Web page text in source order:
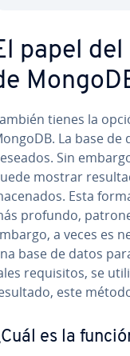
papel
tienes la
La base
Sin
mostrar
Esta
profundo,
a veces es
base de datos
re­qui­si­tos, se
este
es la